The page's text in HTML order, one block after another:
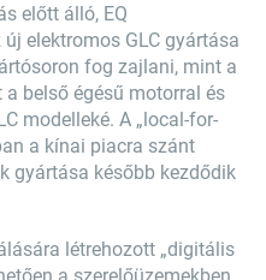
előtt álló, EQ
elektromos GLC gyártása
fog zajlani, mint a
a belső égésű motorral és
modelleké. A „local-for-
a kínai piacra szánt
gyártása később kezdődik
létrehozott „digitális